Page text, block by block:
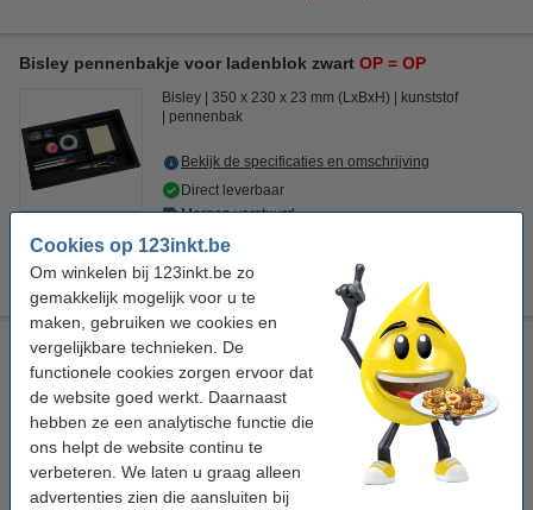
Cookies op 123inkt.be
Om winkelen bij 123inkt.be zo
gemakkelijk mogelijk voor u te
maken, gebruiken we cookies en
vergelijkbare technieken. De
functionele cookies zorgen ervoor dat
de website goed werkt. Daarnaast
hebben ze een analytische functie die
ons helpt de website continu te
verbeteren. We laten u graag alleen
advertenties zien die aansluiten bij
Bisley pennenbakje voor ladenblok zwart OP = OP
Bisley 350 x 230 x 23 mm (LxBxH)
kunststof
pennenbak
Bekijk de specificaties en omschrijving
Direct leverbaar
Morgen verstuurd
€ 14,50
Pentel SMW56 krijtstift (8 - 16 mm rond) (12 stuks)OP = OP
Pentel rood schuin 8 - 16 mm
Bekijk de specificaties en omschrijving
Beperkte voorraad
€ 69,50